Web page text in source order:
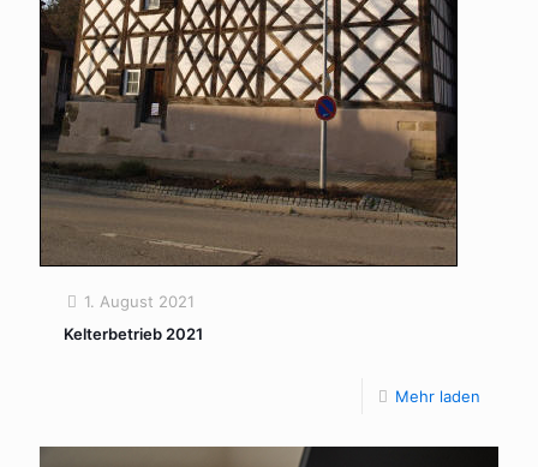
1. August 2021
Kelterbetrieb 2021
Mehr laden